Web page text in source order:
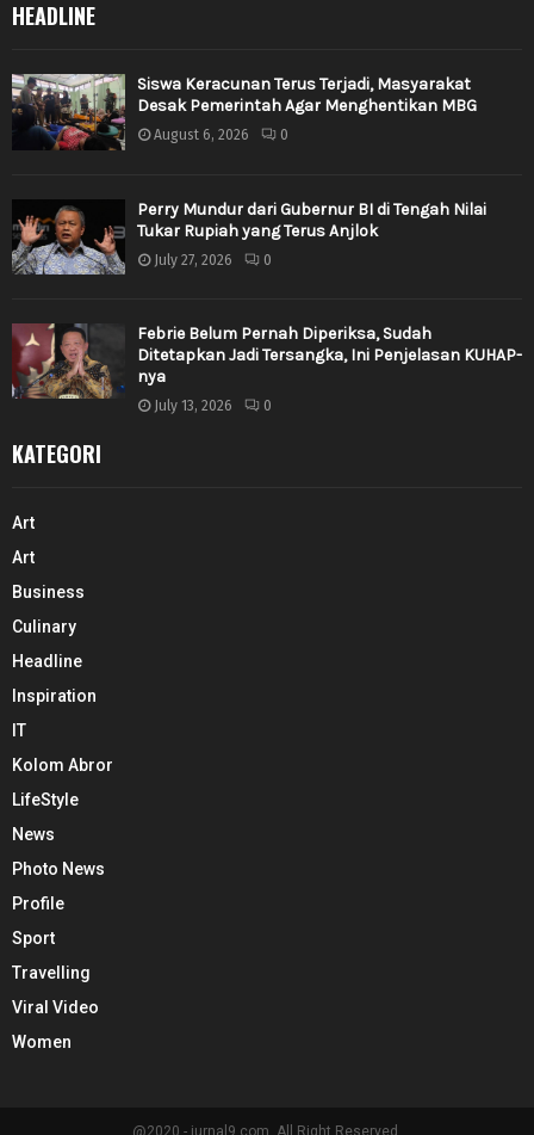
HEADLINE
Siswa Keracunan Terus Terjadi, Masyarakat
Desak Pemerintah Agar Menghentikan MBG
August 6, 2026 0
Perry Mundur dari Gubernur BI di Tengah Nilai
Tukar Rupiah yang Terus Anjlok
July 27, 2026 0
Febrie Belum Pernah Diperiksa, Sudah
Ditetapkan Jadi Tersangka, Ini Penjelasan KUHAP-
nya
July 13, 2026 0
KATEGORI
Art
Art
Business
Culinary
Headline
Inspiration
IT
Kolom Abror
LifeStyle
News
Photo News
Profile
Sport
Travelling
Viral Video
Women
@2020 - jurnal9.com. All Right Reserved.